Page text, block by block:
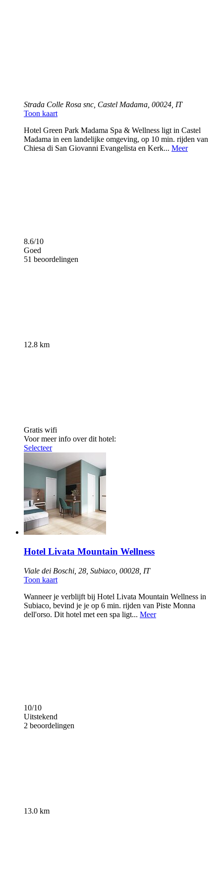
Strada Colle Rosa snc, Castel Madama, 00024, IT
Toon kaart
Hotel Green Park Madama Spa & Wellness ligt in Castel
Madama in een landelijke omgeving, op 10 min. rijden van
Chiesa di San Giovanni Evangelista en Kerk... Meer
8.6/10
Goed
51 beoordelingen
12.8 km
Gratis wifi
Voor meer info over dit hotel:
Selecteer
Hotel Livata Mountain Wellness
Viale dei Boschi, 28, Subiaco, 00028, IT
Toon kaart
Wanneer je verblijft bij Hotel Livata Mountain Wellness in
Subiaco, bevind je je op 6 min. rijden van Piste Monna
dell'orso. Dit hotel met een spa ligt... Meer
10/10
Uitstekend
2 beoordelingen
13.0 km